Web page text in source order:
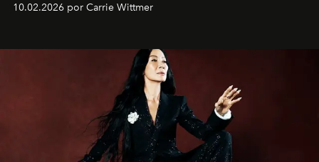
Barcelona", ha dividido su tiempo entre Europa y
dirigida por Maggie Gyllenhaal.
10.02.2026 por Carrie Wittmer